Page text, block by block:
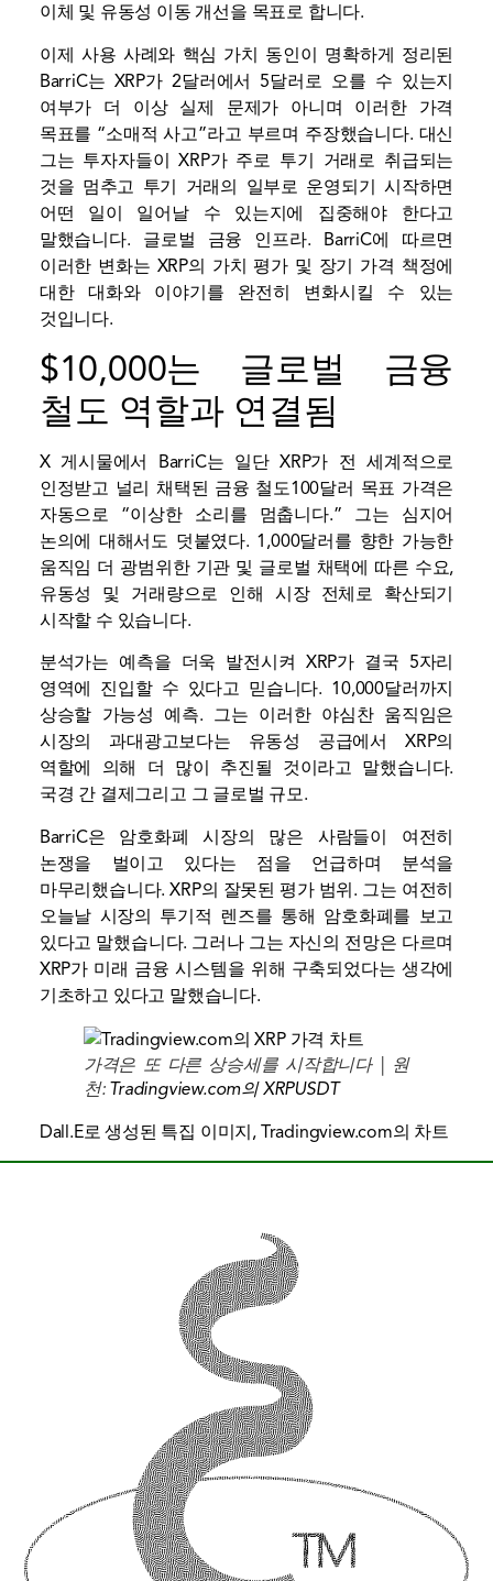
이체 및 유동성 이동 개선을 목표로 합니다.
이제 사용 사례와 핵심 가치 동인이 명확하게 정리된
BarriC는 XRP가 2달러에서 5달러로 오를 수 있는지
여부가 더 이상 실제 문제가 아니며 이러한 가격
목표를 “소매적 사고”라고 부르며 주장했습니다. 대신
그는 투자자들이 XRP가 주로 투기 거래로 취급되는
것을 멈추고 투기 거래의 일부로 운영되기 시작하면
어떤 일이 일어날 수 있는지에 집중해야 한다고
말했습니다. 글로벌 금융 인프라. BarriC에 따르면
이러한 변화는 XRP의 가치 평가 및 장기 가격 책정에
대한 대화와 이야기를 완전히 변화시킬 수 있는
것입니다.
$10,000는 글로벌 금융
철도 역할과 연결됨
X 게시물에서 BarriC는 일단 XRP가 전 세계적으로
인정받고 널리 채택된 금융 철도100달러 목표 가격은
자동으로 “이상한 소리를 멈춥니다.” 그는 심지어
논의에 대해서도 덧붙였다. 1,000달러를 향한 가능한
움직임 더 광범위한 기관 및 글로벌 채택에 따른 수요,
유동성 및 거래량으로 인해 시장 전체로 확산되기
시작할 수 있습니다.
분석가는 예측을 더욱 발전시켜 XRP가 결국 5자리
영역에 진입할 수 있다고 믿습니다. 10,000달러까지
상승할 가능성 예측. 그는 이러한 야심찬 움직임은
시장의 과대광고보다는 유동성 공급에서 XRP의
역할에 의해 더 많이 추진될 것이라고 말했습니다.
국경 간 결제 그리고 그 글로벌 규모.
BarriC은 암호화폐 시장의 많은 사람들이 여전히
논쟁을 벌이고 있다는 점을 언급하며 분석을
마무리했습니다.XRP의 잘못된 평가 범위. 그는 여전히
오늘날 시장의 투기적 렌즈를 통해 암호화폐를 보고
있다고 말했습니다. 그러나 그는 자신의 전망은 다르며
XRP가 미래 금융 시스템을 위해 구축되었다는 생각에
기초하고 있다고 말했습니다.
가격은 또 다른 상승세를 시작합니다 | 원
천: Tradingview.com의 XRPUSDT
Dall.E로 생성된 특집 이미지, Tradingview.com의 차트